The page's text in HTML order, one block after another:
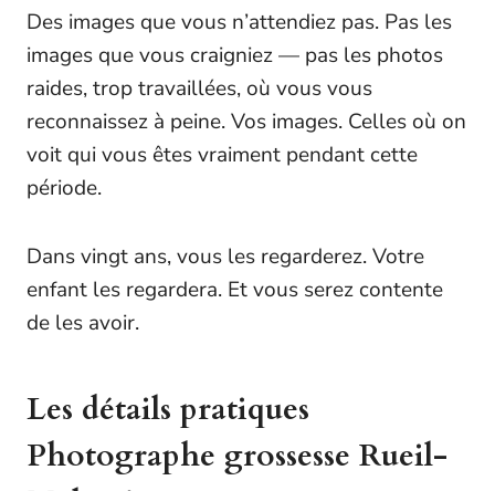
Des images que vous n’attendiez pas. Pas les
images que vous craigniez — pas les photos
raides, trop travaillées, où vous vous
reconnaissez à peine. Vos images. Celles où on
voit qui vous êtes vraiment pendant cette
période.
Dans vingt ans, vous les regarderez. Votre
enfant les regardera. Et vous serez contente
de les avoir.
Les détails pratiques
Photographe grossesse Rueil-